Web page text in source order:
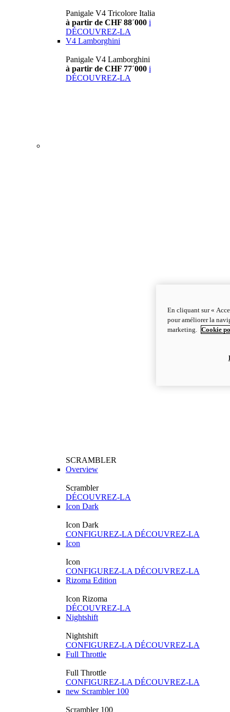
Panigale V4 Tricolore Italia
à partir de CHF 88´000 i
DÉCOUVREZ-LA
V4 Lamborghini
Panigale V4 Lamborghini
à partir de CHF 77´000 i
DÉCOUVREZ-LA
SCRAMBLER
Overview
Scrambler
DÉCOUVREZ-LA
Icon Dark
Icon Dark
CONFIGUREZ-LA DÉCOUVREZ-LA
Icon
Icon
CONFIGUREZ-LA DÉCOUVREZ-LA
Rizoma Edition
Icon Rizoma
DÉCOUVREZ-LA
Nightshift
Nightshift
CONFIGUREZ-LA DÉCOUVREZ-LA
Full Throttle
Full Throttle
CONFIGUREZ-LA DÉCOUVREZ-LA
new Scrambler 100
Scrambler 100
En cliquant sur «
pour améliorer la
marketing.
Cookie